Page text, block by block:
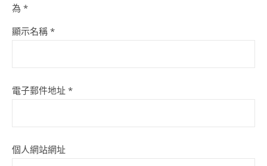
為 *
顯示名稱 *
電子郵件地址 *
個人網站網址